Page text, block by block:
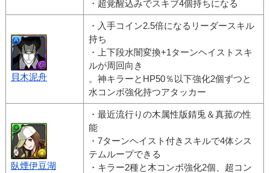
・超覚醒込みでスキブ4個持ちになる
貝木泥舟
・入手コイン2.5倍になるリーダースキル
持ち
・上下段水闇変換+1ターンヘイストスキ
ルが周回向き
。神キラーとHP50％以下強化2個ずつと
水コンボ強化持つアタッカー
臥煙伊豆湖
・最近流行りの木属性版錆兎＆真菰の性
能
・7ターンヘイスト付きスキルで4体シス
テムループできる
・キラー2種と木コンボ強化2個、超コン